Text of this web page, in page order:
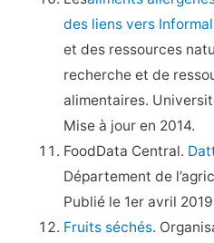
des liens vers
et des ressources
recherche et de
alimentaires.
Mise à jour en 2014.
FoodData Central.
Département de
Publié le 1er avril
Fruits séchés.